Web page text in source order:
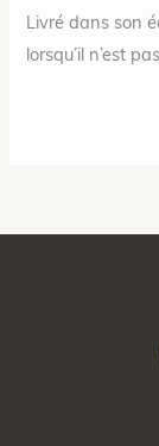
Livré dans son
lorsqu’il n’est